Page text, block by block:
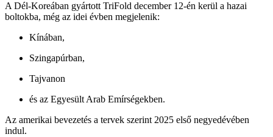
A Dél-Koreában gyártott TriFold december 12-én kerül a hazai
boltokba, még az idei évben megjelenik:
Kínában,
Szingapúrban,
Tajvanon
és az Egyesült Arab Emírségekben.
Az amerikai bevezetés a tervek szerint 2025 első negyedévében
indul.